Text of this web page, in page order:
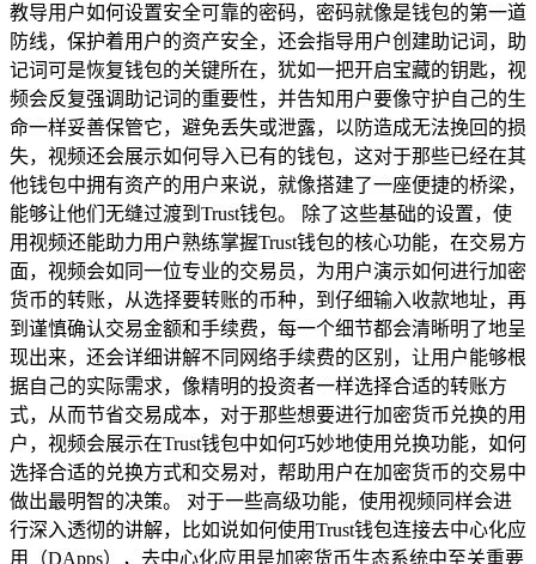
教导用户如何设置安全可靠的密码，密码就像是钱包的第一道
防线，保护着用户的资产安全，还会指导用户创建助记词，助
记词可是恢复钱包的关键所在，犹如一把开启宝藏的钥匙，视
频会反复强调助记词的重要性，并告知用户要像守护自己的生
命一样妥善保管它，避免丢失或泄露，以防造成无法挽回的损
失，视频还会展示如何导入已有的钱包，这对于那些已经在其
他钱包中拥有资产的用户来说，就像搭建了一座便捷的桥梁，
能够让他们无缝过渡到Trust钱包。 除了这些基础的设置，使
用视频还能助力用户熟练掌握Trust钱包的核心功能，在交易方
面，视频会如同一位专业的交易员，为用户演示如何进行加密
货币的转账，从选择要转账的币种，到仔细输入收款地址，再
到谨慎确认交易金额和手续费，每一个细节都会清晰明了地呈
现出来，还会详细讲解不同网络手续费的区别，让用户能够根
据自己的实际需求，像精明的投资者一样选择合适的转账方
式，从而节省交易成本，对于那些想要进行加密货币兑换的用
户，视频会展示在Trust钱包中如何巧妙地使用兑换功能，如何
选择合适的兑换方式和交易对，帮助用户在加密货币的交易中
做出最明智的决策。 对于一些高级功能，使用视频同样会进
行深入透彻的讲解，比如说如何使用Trust钱包连接去中心化应
用（DApps），去中心化应用是加密货币生态系统中至关重要